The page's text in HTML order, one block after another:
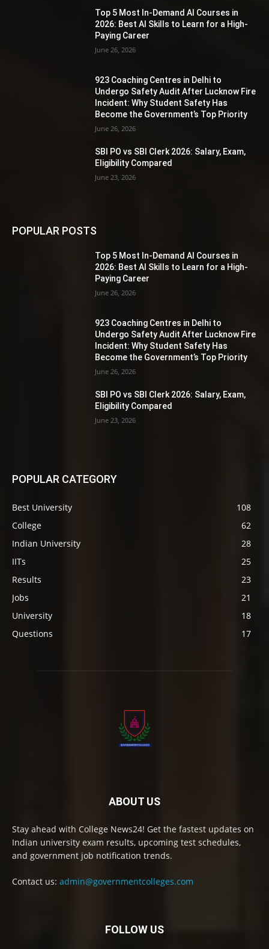
Top 5 Most In-Demand AI Courses in
2026: Best AI Skills to Learn for a High-
Paying Career
June 26, 2026
923 Coaching Centres in Delhi to
Undergo Safety Audit After Lucknow Fire
Incident: Why Student Safety Has
Become the Government’s Top Priority
June 26, 2026
SBI PO vs SBI Clerk 2026: Salary, Exam,
Eligibility Compared
June 23, 2026
POPULAR POSTS
Top 5 Most In-Demand AI Courses in
2026: Best AI Skills to Learn for a High-
Paying Career
June 26, 2026
923 Coaching Centres in Delhi to
Undergo Safety Audit After Lucknow Fire
Incident: Why Student Safety Has
Become the Government’s Top Priority
June 26, 2026
SBI PO vs SBI Clerk 2026: Salary, Exam,
Eligibility Compared
June 23, 2026
POPULAR CATEGORY
Best University
108
College
62
Indian University
28
IITs
25
Results
23
Jobs
21
University
18
Questions
17
ABOUT US
Stay ahead with College News24! Get the fastest updates on
Indian university exam results, upcoming test schedules,
and government job notification trends.
Contact us: admin@governmentcolleges.com
FOLLOW US